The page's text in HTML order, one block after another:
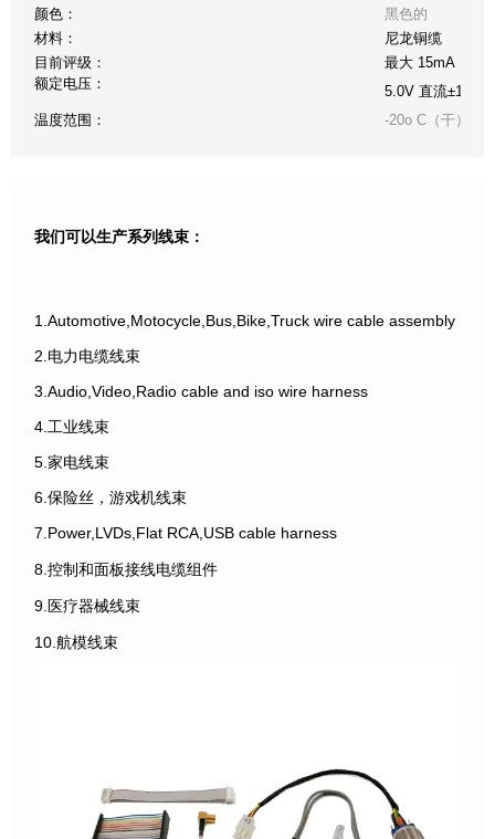
颜色：
黑色的
材料：
尼龙铜缆
目前评级：
最大 15mA
额定电压：
5.0V 直流±10%
温度范围：
-20o C（干）至
我们可以生产系列线束：
1.Automotive,Motocycle,Bus,Bike,Truck wire cable assembly
2.电力电缆线束
3.Audio,Video,Radio cable and iso wire harness
4.工业线束
5.家电线束
6.保险丝，游戏机线束
7.Power,LVDs,Flat RCA,USB cable harness
8.控制和面板接线电缆组件
9.医疗器械线束
10.航模线束